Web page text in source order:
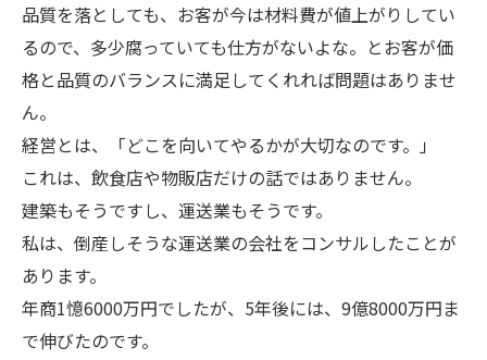
品質を落としても、お客が今は材料費が値上がりしてい
るので、多少腐っていても仕方がないよな。とお客が価
格と品質のバランスに満足してくれれば問題はありませ
ん。
経営とは、「どこを向いてやるかが大切なのです。」
これは、飲食店や物販店だけの話ではありません。
建築もそうですし、運送業もそうです。
私は、倒産しそうな運送業の会社をコンサルしたことが
あります。
年商1憶6000万円でしたが、5年後には、9億8000万円ま
で伸びたのです。